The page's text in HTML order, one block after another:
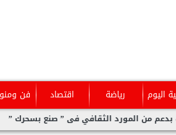
اليوم رياضة اقتصاد فن
الثقافي فى ” صنع بسحرك ”